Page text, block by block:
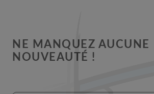
NE MANQUEZ AUCUNE
NOUVEAUTÉ !